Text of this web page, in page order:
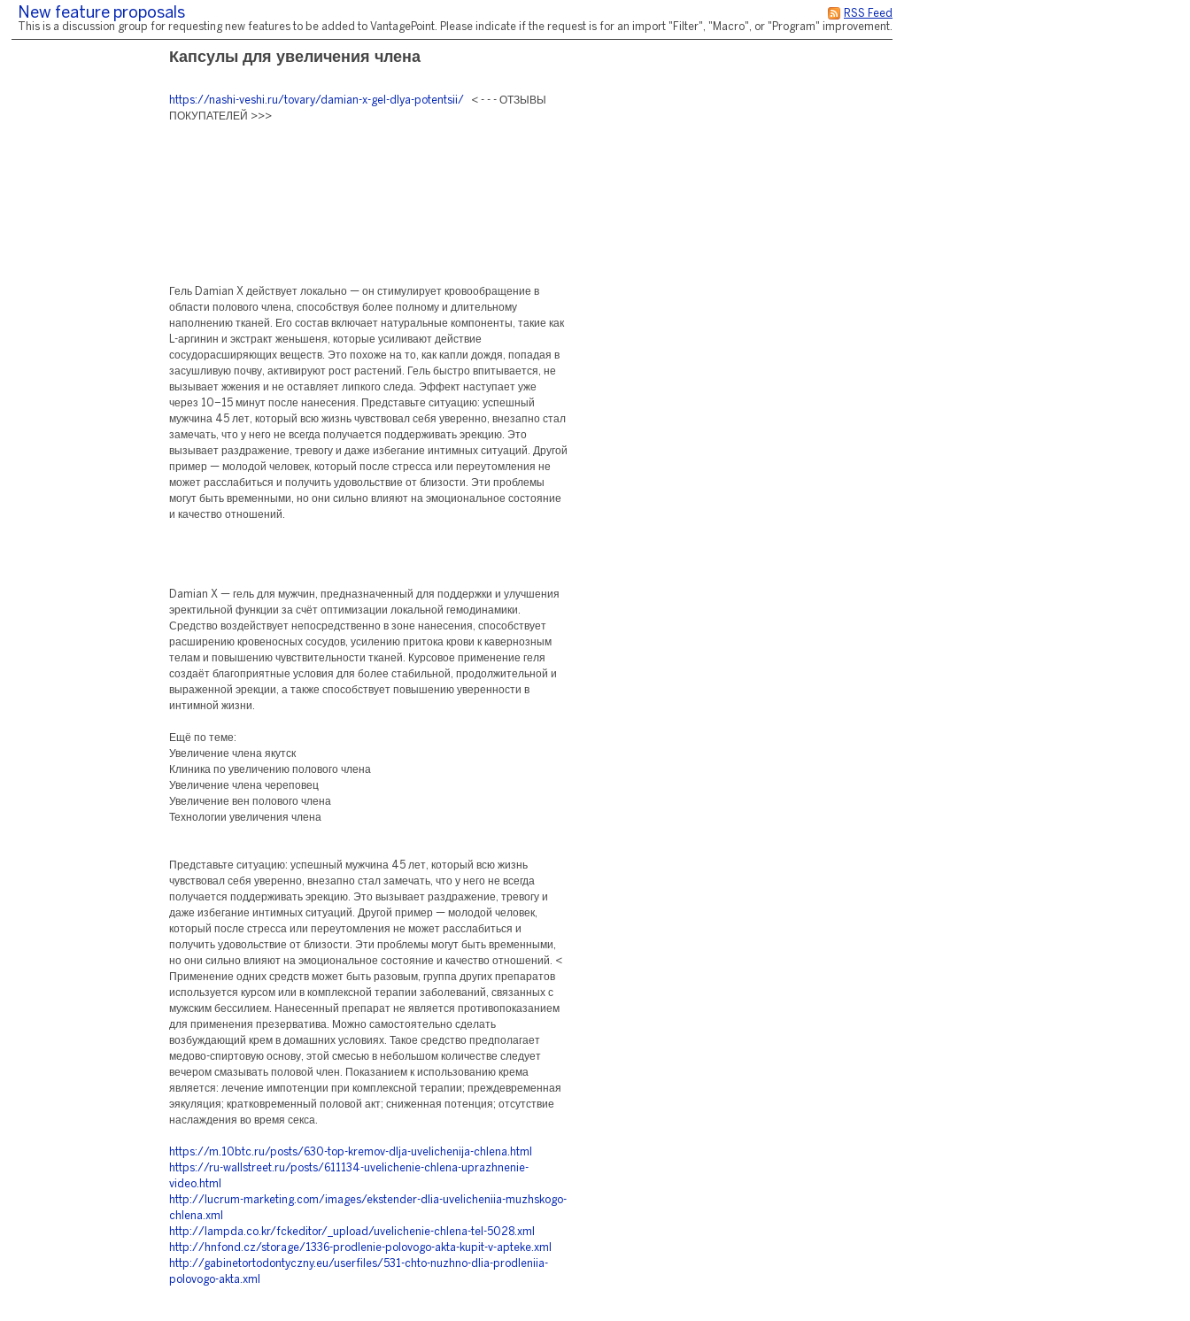
RSS Feed
New feature proposals
This is a discussion group for requesting new features to be added to VantagePoint. Please indicate if the request is for an import "Filter", "Macro", or "Program" improvement.
Капсулы для увеличения члена
https://nashi-veshi.ru/tovary/damian-x-gel-dlya-potentsii/ < - - - ОТЗЫВЫ
ПОКУПАТЕЛЕЙ >>>
Гель Damian X действует локально — он стимулирует кровообращение в
области полового члена, способствуя более полному и длительному
наполнению тканей. Его состав включает натуральные компоненты, такие как
L-аргинин и экстракт женьшеня, которые усиливают действие
сосудорасширяющих веществ. Это похоже на то, как капли дождя, попадая в
засушливую почву, активируют рост растений. Гель быстро впитывается, не
вызывает жжения и не оставляет липкого следа. Эффект наступает уже
через 10–15 минут после нанесения. Представьте ситуацию: успешный
мужчина 45 лет, который всю жизнь чувствовал себя уверенно, внезапно стал
замечать, что у него не всегда получается поддерживать эрекцию. Это
вызывает раздражение, тревогу и даже избегание интимных ситуаций. Другой
пример — молодой человек, который после стресса или переутомления не
может расслабиться и получить удовольствие от близости. Эти проблемы
могут быть временными, но они сильно влияют на эмоциональное состояние
и качество отношений.
Damian X — гель для мужчин, предназначенный для поддержки и улучшения
эректильной функции за счёт оптимизации локальной гемодинамики.
Средство воздействует непосредственно в зоне нанесения, способствует
расширению кровеносных сосудов, усилению притока крови к кавернозным
телам и повышению чувствительности тканей. Курсовое применение геля
создаёт благоприятные условия для более стабильной, продолжительной и
выраженной эрекции, а также способствует повышению уверенности в
интимной жизни.
Ещё по теме:
Увеличение члена якутск
Клиника по увеличению полового члена
Увеличение члена череповец
Увеличение вен полового члена
Технологии увеличения члена
Представьте ситуацию: успешный мужчина 45 лет, который всю жизнь
чувствовал себя уверенно, внезапно стал замечать, что у него не всегда
получается поддерживать эрекцию. Это вызывает раздражение, тревогу и
даже избегание интимных ситуаций. Другой пример — молодой человек,
который после стресса или переутомления не может расслабиться и
получить удовольствие от близости. Эти проблемы могут быть временными,
но они сильно влияют на эмоциональное состояние и качество отношений. <
Применение одних средств может быть разовым, группа других препаратов
используется курсом или в комплексной терапии заболеваний, связанных с
мужским бессилием. Нанесенный препарат не является противопоказанием
для применения презерватива. Можно самостоятельно сделать
возбуждающий крем в домашних условиях. Такое средство предполагает
медово-спиртовую основу, этой смесью в небольшом количестве следует
вечером смазывать половой член. Показанием к использованию крема
является: лечение импотенции при комплексной терапии; преждевременная
эякуляция; кратковременный половой акт; сниженная потенция; отсутствие
наслаждения во время секса.
https://m.10btc.ru/posts/630-top-kremov-dlja-uvelichenija-chlena.html
https://ru-wallstreet.ru/posts/611134-uvelichenie-chlena-uprazhnenie-
video.html
http://lucrum-marketing.com/images/ekstender-dlia-uvelicheniia-muzhskogo-
chlena.xml
http://lampda.co.kr/fckeditor/_upload/uvelichenie-chlena-tel-5028.xml
http://hnfond.cz/storage/1336-prodlenie-polovogo-akta-kupit-v-apteke.xml
http://gabinetortodontyczny.eu/userfiles/531-chto-nuzhno-dlia-prodleniia-
polovogo-akta.xml